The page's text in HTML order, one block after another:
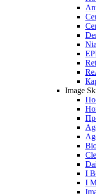
Image
I
I